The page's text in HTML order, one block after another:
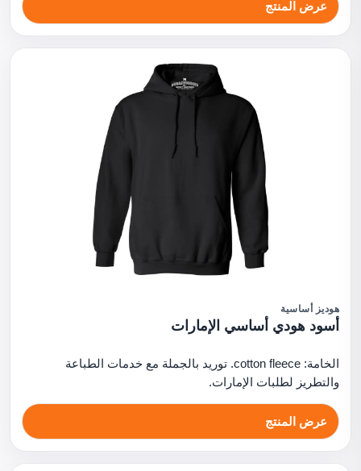
عرض المنتج
هوديز أساسية
أسود هودي أساسي الإمارات
الخامة: cotton fleece. توريد بالجملة مع خدمات الطباعة
والتطريز لطلبات الإمارات.
عرض المنتج